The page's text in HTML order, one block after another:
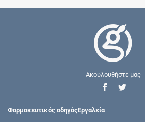
Ακουλουθήστε μας
Φαρμακευτικός οδηγόςΕργαλεία